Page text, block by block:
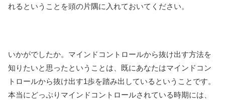
れるということを頭の片隅に入れておいてください。
いかがでしたか。マインドコントロールから抜け出す方法を
知りたいと思ったということは、既にあなたはマインドコン
トロールから抜け出す1歩を踏み出しているということです。
本当にどっぷりマインドコントロールされている時期には、